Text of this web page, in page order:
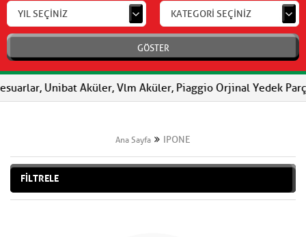
YIL SEÇİNİZ KATEGORİ SEÇİNİZ
GÖSTER
Unibat Aküler, Vlm Aküler, Piaggio Orjinal Yedek
Ana Sayfa IPONE
FİLTRELE